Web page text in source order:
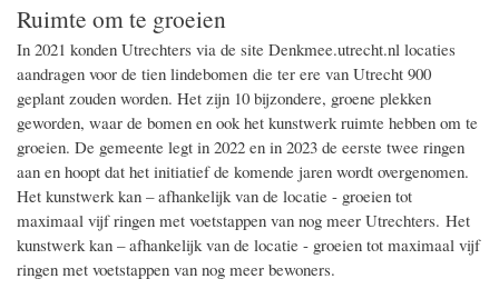
Ruimte om te groeien
In 2021 konden Utrechters via de site Denkmee.utrecht.nl locaties
aandragen voor de tien lindebomen die ter ere van Utrecht 900
geplant zouden worden. Het zijn 10 bijzondere, groene plekken
geworden, waar de bomen en ook het kunstwerk ruimte hebben om te
groeien. De gemeente legt in 2022 en in 2023 de eerste twee ringen
aan en hoopt dat het initiatief de komende jaren wordt overgenomen.
Het kunstwerk kan – afhankelijk van de locatie - groeien tot
maximaal vijf ringen met voetstappen van nog meer Utrechters. Het
kunstwerk kan – afhankelijk van de locatie - groeien tot maximaal vijf
ringen met voetstappen van nog meer bewoners.